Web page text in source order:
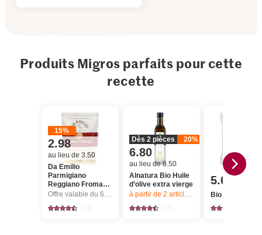
Produits Migros parfaits pour cette
recette
15%
2.98
au lieu de 3.50
Da Emilio
Parmigiano
Reggiano Fromage
râpé
Offre valable du 6.8 au 12.8.2026, jusqu’à épuisement du stock.
Dès 2 pièces 20%
6.80
au lieu de 8.50
Alnatura Bio Huile
d’olive extra vierge
à partir de 2 articles, Offre valable du
5.60
Bio Pignons